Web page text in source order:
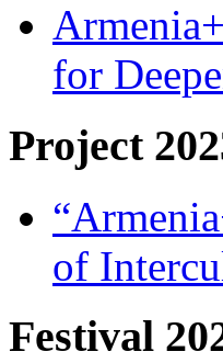
for
Project
of
Festival